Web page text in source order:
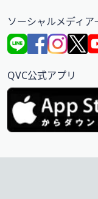
ソーシャルメディア
QVC公式アプリ